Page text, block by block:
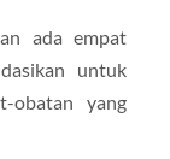
ada empat
untuk
obatan yang